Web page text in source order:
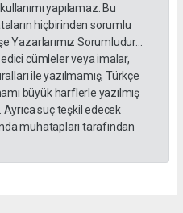
yapılamaz. Bu
hiçbirinden sorumlu
Yazarlarımız Sorumludur...
cümleler veya imalar,
ile yazılmamış, Türkçe
büyük harflerle yazılmış
suç teşkil edecek
muhatapları tarafından